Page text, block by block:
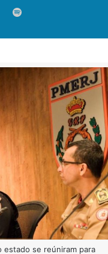
Spotify
estado se reúniram para